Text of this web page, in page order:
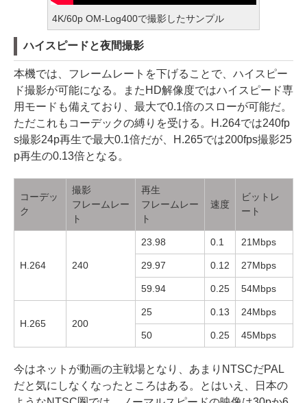
4K/60p OM-Log400で撮影したサンプル
ハイスピードと夜間撮影
本機では、フレームレートを下げることで、ハイスピー
ド撮影が可能になる。またHD解像度ではハイスピード専
用モードも備えており、最大で0.1倍のスローが可能だ。
ただこれもコーデックの縛りを受ける。H.264では240fp
s撮影24p再生で最大0.1倍だが、H.265では200fps撮影25
p再生の0.13倍となる。
コーデッ
ク
撮影
フレームレー
ト
再生
フレームレー
ト
速度
ビットレ
ート
H.264 240
23.98 0.1 21Mbps
29.97 0.12 27Mbps
59.94 0.25 54Mbps
H.265 200
25 0.13 24Mbps
50 0.25 45Mbps
今はネットが動画の主戦場となり、あまりNTSCだPAL
だと気にしなくなったところはある。とはいえ、日本の